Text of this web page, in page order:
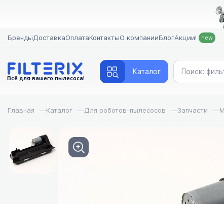
БрендыДоставкаОплатаКонтактыО компанииБлогАкции! new
Всё для вашего пылесоса!
Каталог
Главная —Каталог —Для роботов-пылесосов —Запчасти —